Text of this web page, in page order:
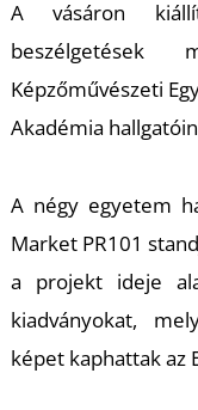
A vásáron
Képzőművészeti
Akadémia
A négy egyetem
Market PR101
a projekt ideje
kiadványokat,
képet kaphattak az